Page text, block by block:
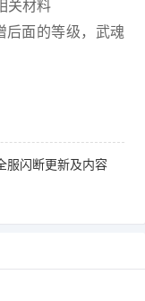
关材料
后面的等级，武魂
服闪断更新及内容